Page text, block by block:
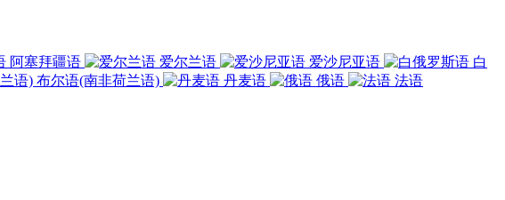
阿塞拜疆语 爱尔兰语 爱沙尼亚语
白
布尔语(南非荷兰语) 丹麦语 俄语 法语